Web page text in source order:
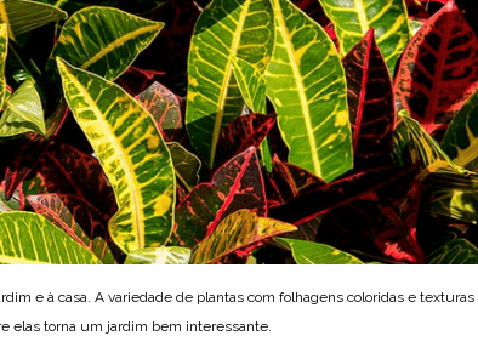
e à casa. A variedade de plantas com folhagens coloridas e texturas
elas torna um jardim bem interessante.